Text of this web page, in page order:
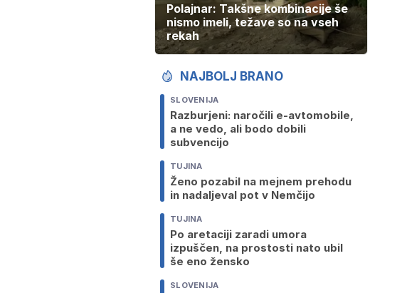
Polajnar: Takšne kombinacije še
nismo imeli, težave so na vseh
rekah
NAJBOLJ BRANO
SLOVENIJA
Razburjeni: naročili e-avtomobile,
a ne vedo, ali bodo dobili
subvencijo
TUJINA
Ženo pozabil na mejnem prehodu
in nadaljeval pot v Nemčijo
TUJINA
Po aretaciji zaradi umora
izpuščen, na prostosti nato ubil
še eno žensko
SLOVENIJA